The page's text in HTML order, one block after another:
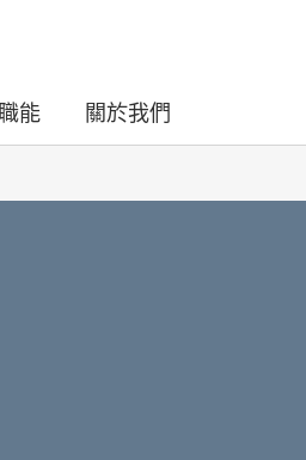
能 關於我們